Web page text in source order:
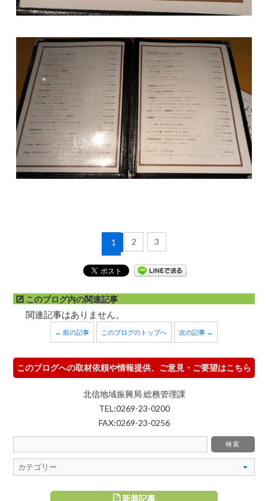
1 2 3
このブログ内の関連記事
関連記事はありません。
← 前の記事 このブログのトップへ 次の記事 →
このブログへの取材依頼や情報提供、ご意見・ご要望はこちら
北信地域振興局 総務管理課
TEL:0269-23-0200
FAX:0269-23-0256
新着記事